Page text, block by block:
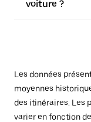
voiture ?
Les données
moyennes
des itinéraires. Les
varier en fonction